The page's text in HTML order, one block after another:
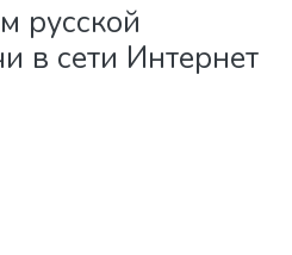
русской
в сети Интернет